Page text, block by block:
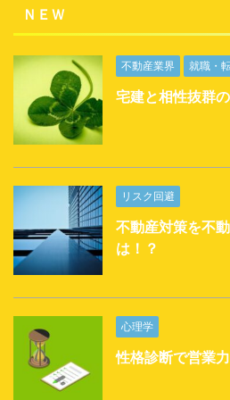
ＮＥＷ
不動産業界 就職・
宅建と相性抜群
リスク回避
不動産対策を不
は！？
心理学
性格診断で営業